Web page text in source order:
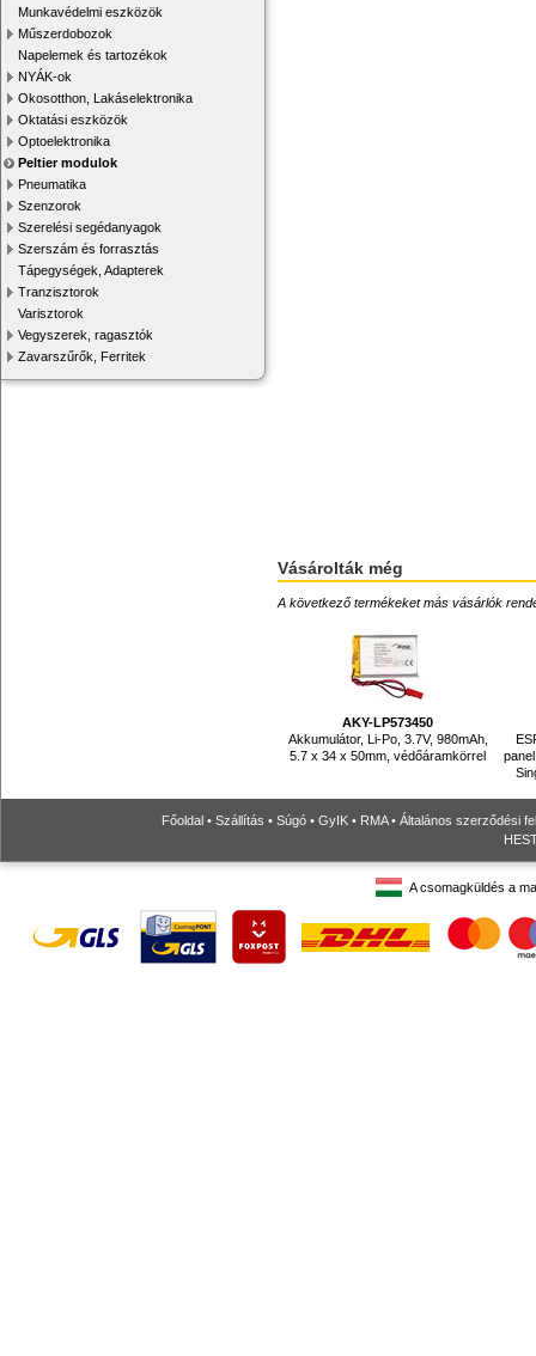
Munkavédelmi eszközök
Műszerdobozok
Napelemek és tartozékok
NYÁK-ok
Okosotthon, Lakáselektronika
Oktatási eszközök
Optoelektronika
Peltier modulok
Pneumatika
Szenzorok
Szerelési segédanyagok
Szerszám és forrasztás
Tápegységek, Adapterek
Tranzisztorok
Varisztorok
Vegyszerek, ragasztók
Zavarszűrők, Ferritek
Vásárolták még
A következő termékeket más vásárlók
AKY-LP573450
Akkumulátor, Li-Po, 3.7V, 980mAh,
5.7 x 34 x 50mm, védőáramkörrel
Főoldal • Szállítás • Súgó • GyIK • RMA• Általános szerződési
A csomagküldés a